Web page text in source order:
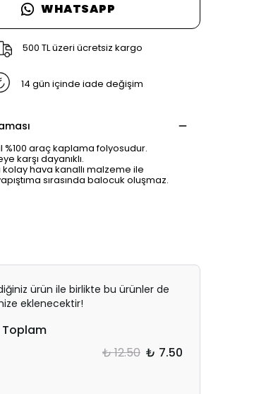
WHATSAPP
500 TL üzeri ücretsiz kargo
14 gün içinde iade değişim
%100 araç kaplama folyosudur.
karşı dayanıklı.
kolay hava kanallı malzeme ile
sırasında balocuk oluşmaz.
ürün ile birlikte bu ürünler de
eklenecektir!
Toplam
₺ 12.50 ₺ 7.50